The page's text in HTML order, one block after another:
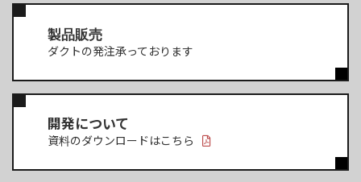
製品販売
ダクトの発注承っております
開発について
資料のダウンロードはこちら